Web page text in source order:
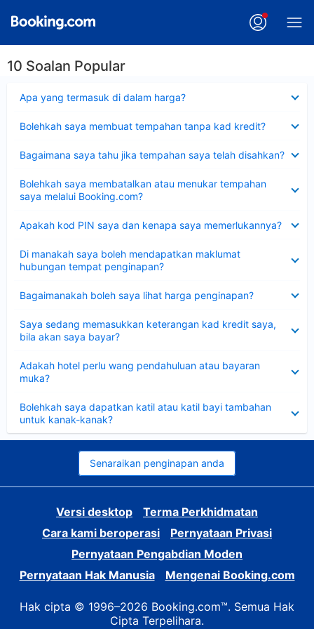
10 Soalan Popular
Apa yang termasuk di dalam harga?
Bolehkah saya membuat tempahan tanpa kad kredit?
Bagaimana saya tahu jika tempahan saya telah disahkan?
Bolehkah saya membatalkan atau menukar tempahan
saya melalui Booking.com?
Apakah kod PIN saya dan kenapa saya memerlukannya?
Di manakah saya boleh mendapatkan maklumat
hubungan tempat penginapan?
Bagaimanakah boleh saya lihat harga penginapan?
Saya sedang memasukkan keterangan kad kredit saya,
bila akan saya bayar?
Adakah hotel perlu wang pendahuluan atau bayaran
muka?
Bolehkah saya dapatkan katil atau katil bayi tambahan
untuk kanak-kanak?
Senaraikan penginapan anda
Versi desktop
Terma Perkhidmatan
Cara kami beroperasi
Pernyataan Privasi
Pernyataan Pengabdian Moden
Pernyataan Hak Manusia
Mengenai Booking.com
Hak cipta © 1996–2026 Booking.com™. Semua Hak
Cipta Terpelihara.